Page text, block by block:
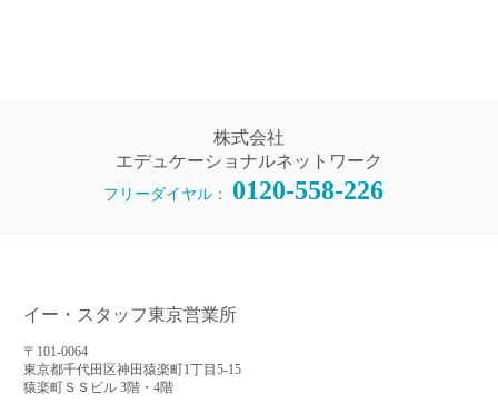
株式会社
エデュケーショナルネットワーク
フリーダイヤル： 0120-558-226
イー・スタッフ東京営業所
〒101-0064
東京都千代田区神田猿楽町1丁目5-15
猿楽町ＳＳビル 3階・4階